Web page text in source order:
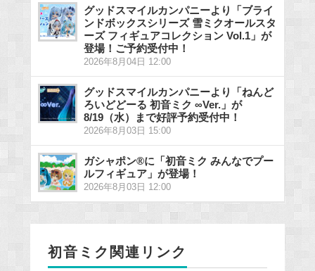
グッドスマイルカンパニーより「ブライ
ンドボックスシリーズ 雪ミクオールスタ
ーズ フィギュアコレクション Vol.1」が
登場！ご予約受付中！
2026年8月04日 12:00
グッドスマイルカンパニーより「ねんど
ろいどどーる 初音ミク ∞Ver.」が
8/19（水）まで好評予約受付中！
2026年8月03日 15:00
ガシャポン®に「初音ミク みんなでプー
ルフィギュア」が登場！
2026年8月03日 12:00
初音ミク関連リンク